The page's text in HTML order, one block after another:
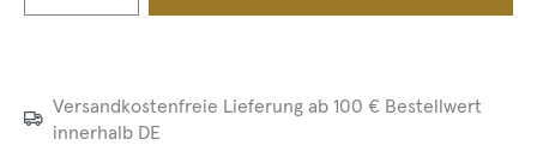
Versandkostenfreie Lieferung ab 100 € Bestellwert
innerhalb DE